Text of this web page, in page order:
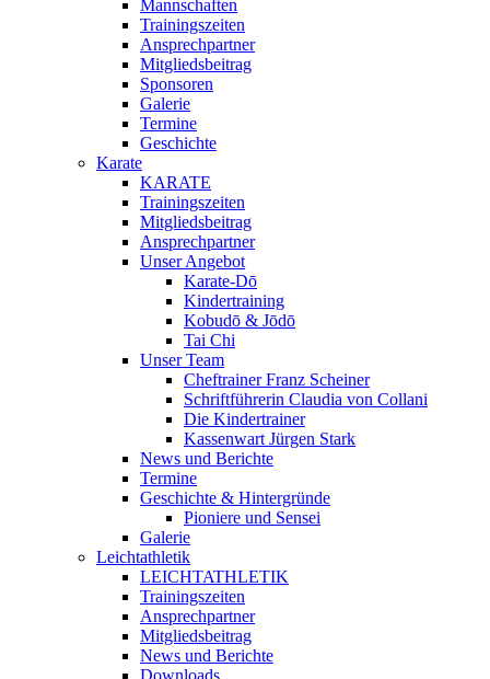
Mannschaften
Trainingszeiten
Ansprechpartner
Mitgliedsbeitrag
Sponsoren
Galerie
Termine
Geschichte
Karate
KARATE
Trainingszeiten
Mitgliedsbeitrag
Ansprechpartner
Unser Angebot
Karate-Dō
Kindertraining
Kobudō & Jōdō
Tai Chi
Unser Team
Cheftrainer Franz Scheiner
Schriftführerin Claudia von Collani
Die Kindertrainer
Kassenwart Jürgen Stark
News und Berichte
Termine
Geschichte & Hintergründe
Pioniere und Sensei
Galerie
Leichtathletik
LEICHTATHLETIK
Trainingszeiten
Ansprechpartner
Mitgliedsbeitrag
News und Berichte
Downloads